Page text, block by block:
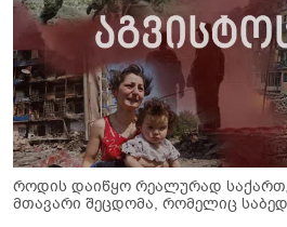
როდის დაიწყო რეალურად
მთავარი შეცდომა, რომელიც